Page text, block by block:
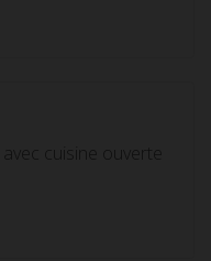
cuisine ouverte